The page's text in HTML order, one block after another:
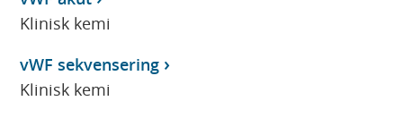
Klinisk kemi
vWF sekvensering
Klinisk kemi